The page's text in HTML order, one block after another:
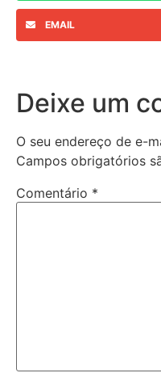
EMAIL
Deixe um
O seu endereço de e-
Campos obrigatórios
Comentário *